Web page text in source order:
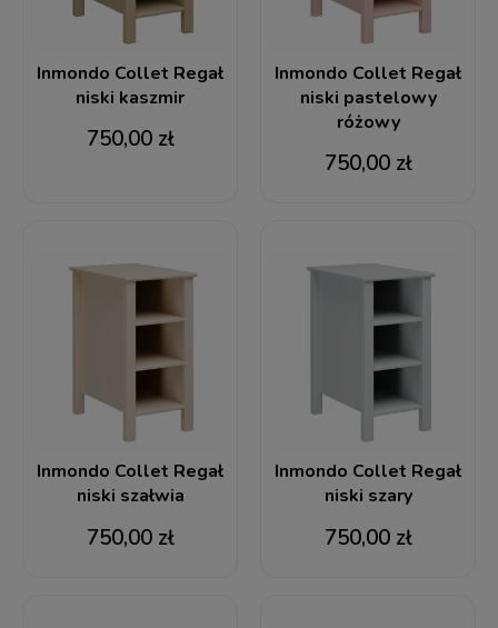
Inmondo Collet Regał
niski kaszmir
750,00 zł
Inmondo Collet Regał
niski pastelowy
różowy
750,00 zł
Inmondo Collet Regał
niski szałwia
750,00 zł
Inmondo Collet Regał
niski szary
750,00 zł